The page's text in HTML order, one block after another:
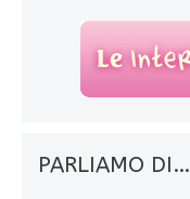
PARLIAMO DI…